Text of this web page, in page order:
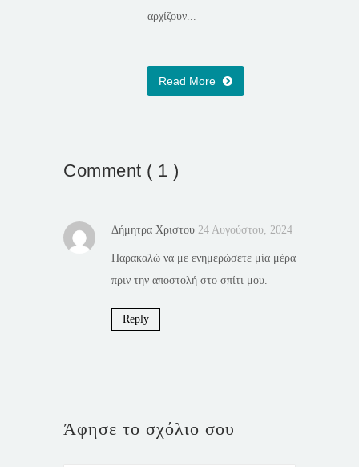
αρχίζουν...
Read More
Comment ( 1 )
Δήμητρα Χριστου 24 Αυγούστου, 2024
Παρακαλώ να με ενημερώσετε μία μέρα
πριν την αποστολή στο σπίτι μου.
Reply
Άφησε το σχόλιο σου